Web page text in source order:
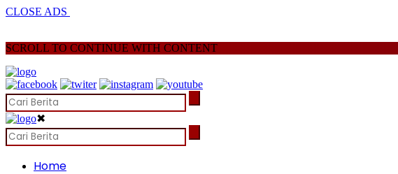
CLOSE ADS
SCROLL TO CONTINUE WITH CONTENT
✖
Home